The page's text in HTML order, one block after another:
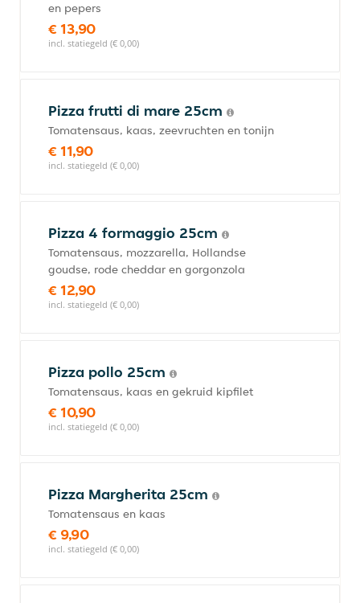
en pepers
€ 13,90
incl. statiegeld (€ 0,00)
Pizza frutti di mare 25cm
Tomatensaus, kaas, zeevruchten en tonijn
€ 11,90
incl. statiegeld (€ 0,00)
Pizza 4 formaggio 25cm
Tomatensaus, mozzarella, Hollandse
goudse, rode cheddar en gorgonzola
€ 12,90
incl. statiegeld (€ 0,00)
Pizza pollo 25cm
Tomatensaus, kaas en gekruid kipfilet
€ 10,90
incl. statiegeld (€ 0,00)
Pizza Margherita 25cm
Tomatensaus en kaas
€ 9,90
incl. statiegeld (€ 0,00)